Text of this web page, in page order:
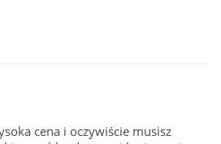
cena i oczywiście musisz